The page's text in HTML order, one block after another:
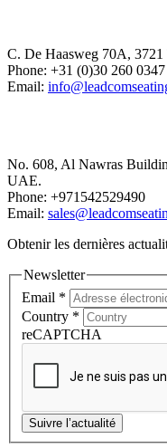
C. De Haasweg 70A,
Phone: +31 (0)30 260 0347
Email:
No. 608, Al Nawras
UAE.
Phone: +971542529490
Email:
Obtenir les dernières
Newsletter
Email *
Country *
reCAPTCHA
Suivre l’actualité